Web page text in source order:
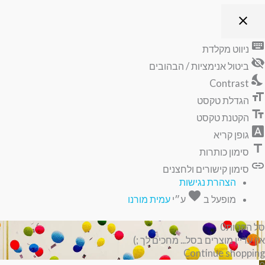
close
של
תפריט
הנגישות
keyboard ניווט מקלדת
visibility_off ביטול אנימציות / הבהובים
nights_stay
Contrast
format_size הגדלת טקסט
text_fields הקטנת טקסט
font_download גופן קריא
title סימון כותרות
link סימון קישורים ולחצנים
הצהרת נגישות
מופעל ב favorite אהבה
ע״יעמית מורנו
סל הקניות0
אין עדיין מוצרים בסל... מחכים לך ;)
Continue shopping